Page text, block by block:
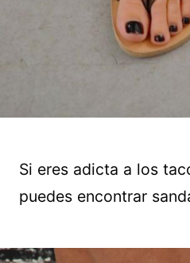
Si eres adicta a los
puedes encontrar